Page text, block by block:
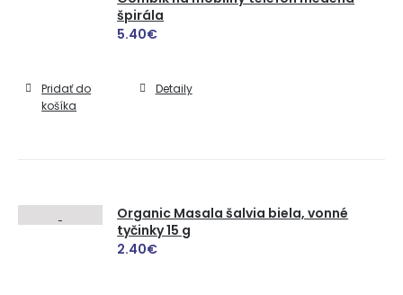
špirála
5.40€
Pridať do
košíka
Detaily
Organic Masala šalvia biela, vonné
tyčinky 15 g
2.40€